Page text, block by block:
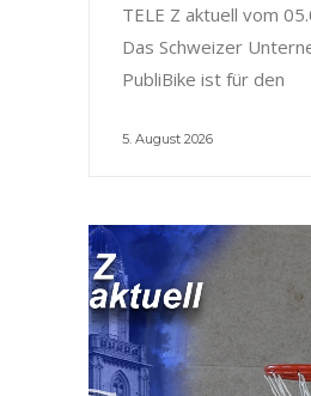
TELE Z aktuell vom
Das Schweizer
PubliBike ist für den
5. August 2026